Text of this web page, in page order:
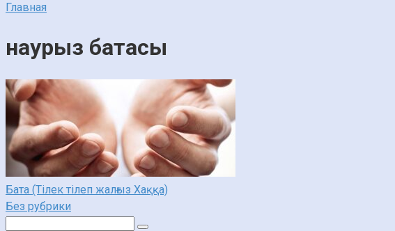
Главная
наурыз батасы
Бата (Тілек тілеп жалғыз Хаққа)
Без рубрики